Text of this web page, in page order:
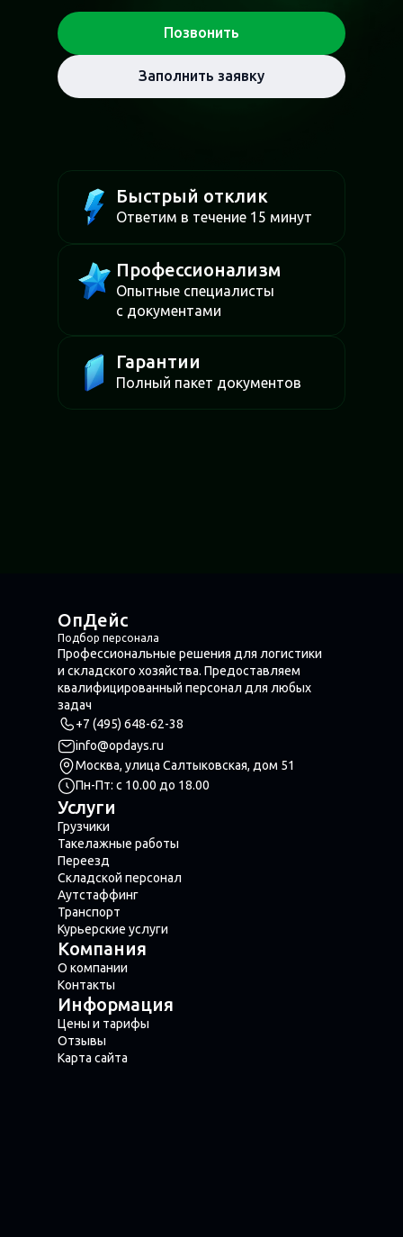
Позвонить
Заполнить заявку
Быстрый отклик
Ответим в течение 15 минут
Профессионализм
Опытные специалисты
с документами
Гарантии
Полный пакет документов
ОпДейс
Подбор персонала
Профессиональные решения для логистики
и складского хозяйства. Предоставляем
квалифицированный персонал для любых
задач
+7 (495) 648-62-38
info@opdays.ru
Москва, улица Салтыковская, дом 51
Пн-Пт: с 10.00 до 18.00
Услуги
Грузчики
Такелажные работы
Переезд
Складской персонал
Аутстаффинг
Транспорт
Курьерские услуги
Компания
О компании
Контакты
Информация
Цены и тарифы
Отзывы
Карта сайта